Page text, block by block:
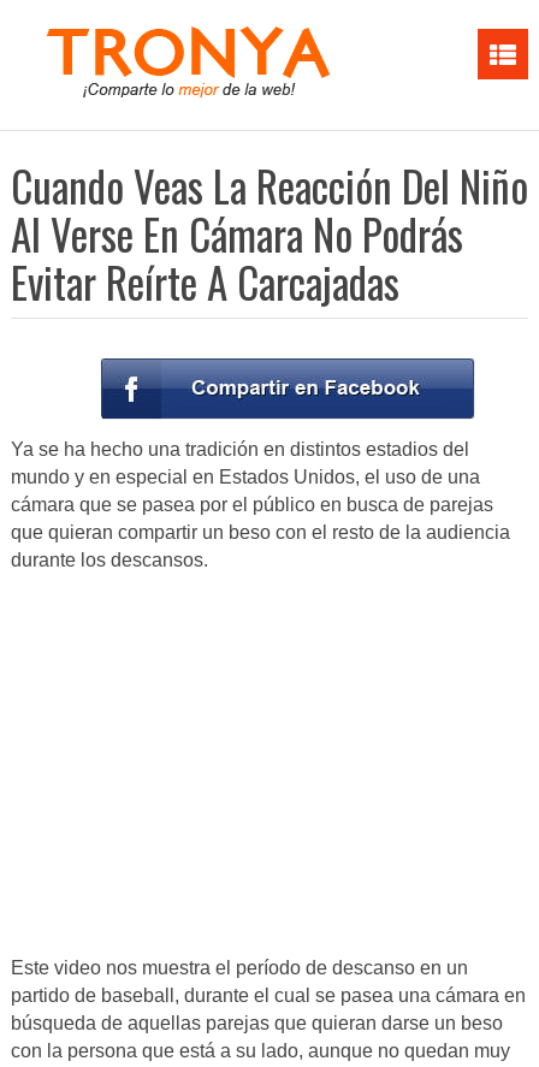
Cuando Veas La Reacción Del Niño
Al Verse En Cámara No Podrás
Evitar Reírte A Carcajadas
Ya se ha hecho una tradición en distintos estadios del
mundo y en especial en Estados Unidos, el uso de una
cámara que se pasea por el público en busca de parejas
que quieran compartir un beso con el resto de la audiencia
durante los descansos.
Este video nos muestra el período de descanso en un
partido de baseball, durante el cual se pasea una cámara en
búsqueda de aquellas parejas que quieran darse un beso
con la persona que está a su lado, aunque no quedan muy